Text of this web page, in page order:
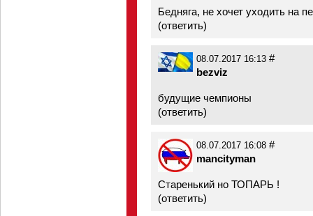
Бедняга, не хочет уходить на
(ответить)
08.07.2017 16:13 #
bezviz
будущие чемпионы
(ответить)
08.07.2017 16:08 #
mancityman
Старенький но ТОПАРЬ !
(ответить)